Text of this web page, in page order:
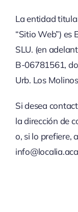
La entidad
“Sitio Web”) es
SLU. (en
B-06781561,
Urb. Los
Si desea
la dirección de
o, si lo prefiere,